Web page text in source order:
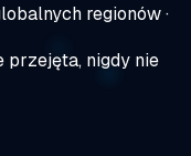
regionów ·
przejęta, nigdy nie